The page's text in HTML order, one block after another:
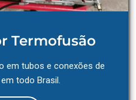
Termofusão
em tubos e conexões de
em todo Brasil.